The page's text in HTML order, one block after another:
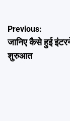
Post
navigation
Previous:
जानिए कैसे हुई
शुरुआत